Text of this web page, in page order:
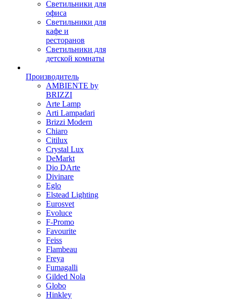
Светильники для
офиса
Светильники для
кафе и
ресторанов
Светильники для
детской комнаты
Производитель
AMBIENTE by
BRIZZI
Arte Lamp
Arti Lampadari
Brizzi Modern
Chiaro
Citilux
Crystal Lux
DeMarkt
Dio DArte
Divinare
Eglo
Elstead Lighting
Eurosvet
Evoluce
F-Promo
Favourite
Feiss
Flambeau
Freya
Fumagalli
Gilded Nola
Globo
Hinkley